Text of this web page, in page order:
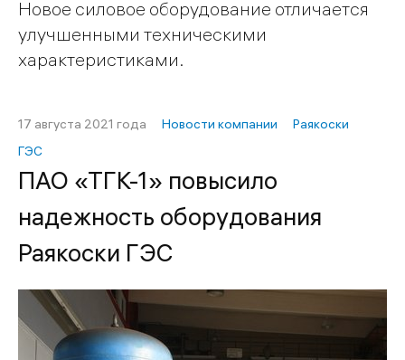
Новое силовое оборудование отличается
улучшенными техническими
характеристиками.
17 августа 2021 года Новости компании
Раякоски
ГЭС
ПАО «ТГК-1» повысило
надежность оборудования
Раякоски ГЭС